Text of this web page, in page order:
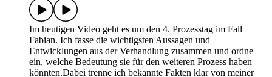
Im heutigen Video geht es um den 4. Prozesstag im Fall
Fabian. Ich fasse die wichtigsten Aussagen und
Entwicklungen aus der Verhandlung zusammen und ordne
ein, welche Bedeutung sie für den weiteren Prozess haben
könnten.Dabei trenne ich bekannte Fakten klar von meiner